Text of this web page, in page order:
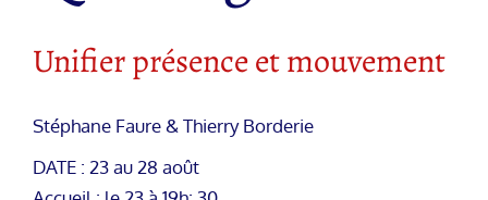
Unifier présence et mouvement
Stéphane Faure & Thierry Borderie
DATE : 23 au 28 août